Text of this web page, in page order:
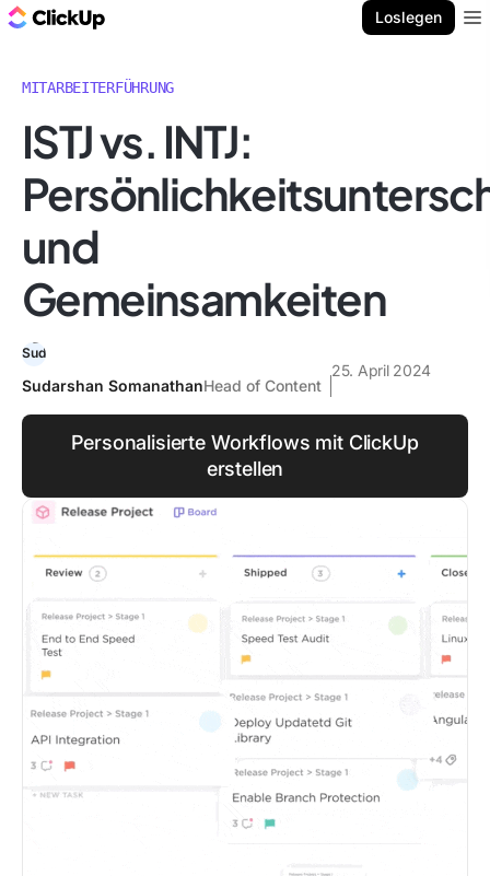
Loslegen
MITARBEITERFÜHRUNG
ISTJ vs. INTJ:
und
Gemeinsamkeiten
Sudarshan SomanathanHead of Content
25. April 2024
Personalisierte Workflows mit ClickUp
erstellen